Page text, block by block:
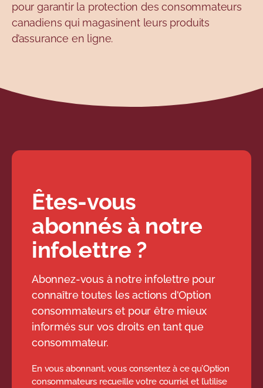
pour garantir la protection des consommateurs
canadiens qui magasinent leurs produits
d’assurance en ligne.
Êtes-vous
abonnés à notre
infolettre ?
Abonnez-vous à notre infolettre pour
connaître toutes les actions d'Option
consommateurs et pour être mieux
informés sur vos droits en tant que
consommateur.
En vous abonnant, vous consentez à ce qu’Option
consommateurs recueille votre courriel et l’utilise